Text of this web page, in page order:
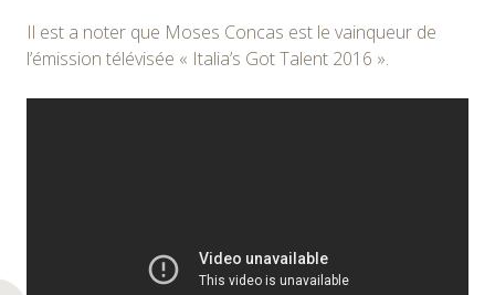
Il est a noter que Moses Concas est le vainqueur de
l’émission télévisée « Italia’s Got Talent 2016 ».